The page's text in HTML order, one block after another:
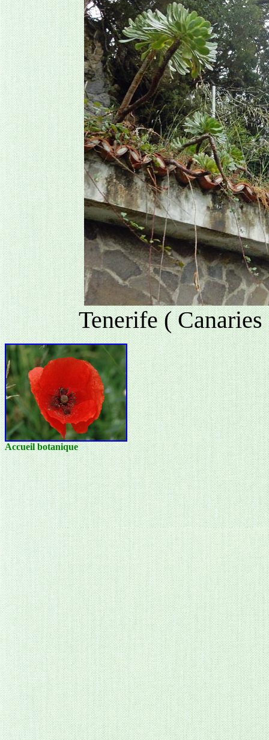
Tenerife (
Accueil botanique